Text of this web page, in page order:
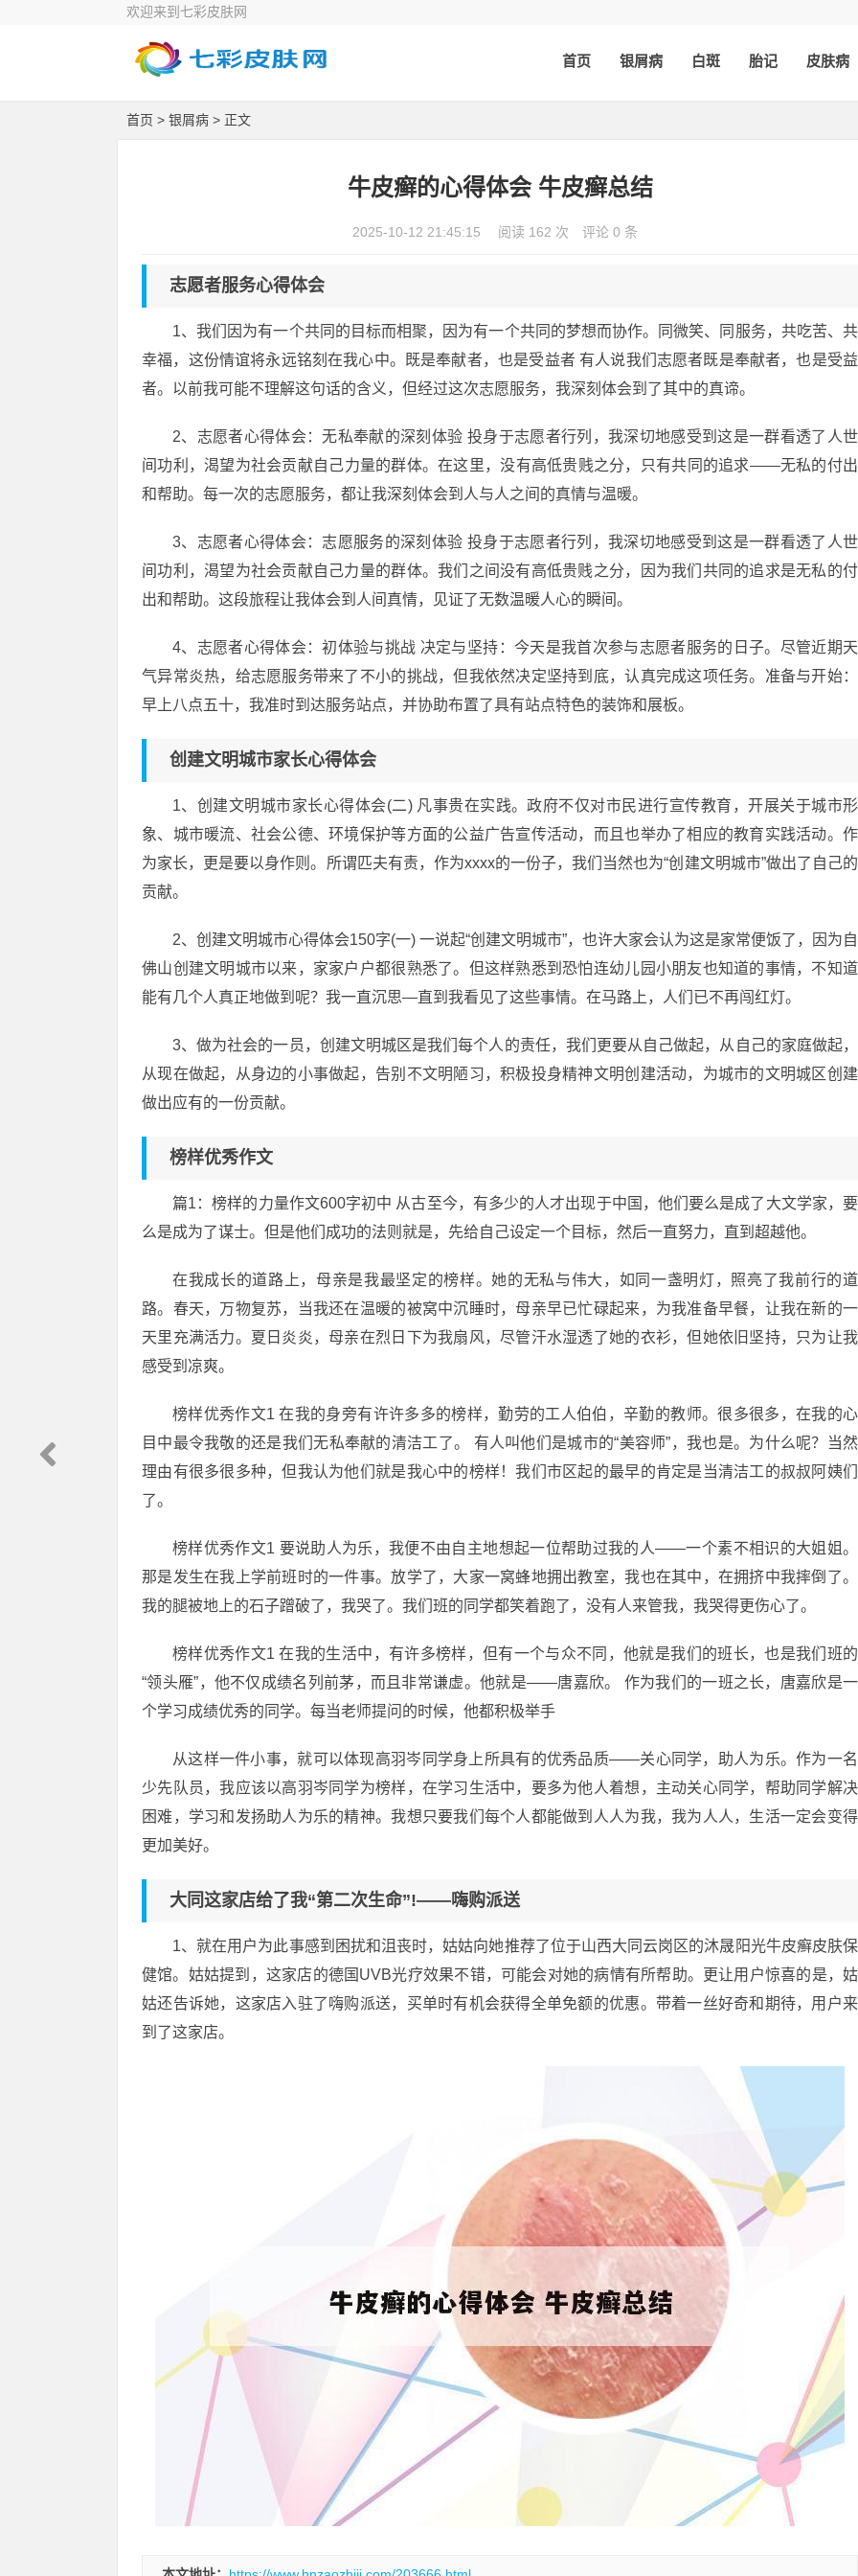
欢迎来到七彩皮肤网
首页 银屑病 白斑 胎记 皮肤病
首页 > 银屑病 > 正文
牛皮癣的心得体会 牛皮癣总结
2025-10-12 21:45:15 阅读 162 次 评论 0 条
志愿者服务心得体会
1、我们因为有一个共同的目标而相聚，因为有一个共同的梦想而协作。同微笑、同服务，共吃苦、共
幸福，这份情谊将永远铭刻在我心中。既是奉献者，也是受益者 有人说我们志愿者既是奉献者，也是受益
者。以前我可能不理解这句话的含义，但经过这次志愿服务，我深刻体会到了其中的真谛。
2、志愿者心得体会：无私奉献的深刻体验 投身于志愿者行列，我深切地感受到这是一群看透了人世
间功利，渴望为社会贡献自己力量的群体。在这里，没有高低贵贱之分，只有共同的追求——无私的付出
和帮助。每一次的志愿服务，都让我深刻体会到人与人之间的真情与温暖。
3、志愿者心得体会：志愿服务的深刻体验 投身于志愿者行列，我深切地感受到这是一群看透了人世
间功利，渴望为社会贡献自己力量的群体。我们之间没有高低贵贱之分，因为我们共同的追求是无私的付
出和帮助。这段旅程让我体会到人间真情，见证了无数温暖人心的瞬间。
4、志愿者心得体会：初体验与挑战 决定与坚持：今天是我首次参与志愿者服务的日子。尽管近期天
气异常炎热，给志愿服务带来了不小的挑战，但我依然决定坚持到底，认真完成这项任务。准备与开始：
早上八点五十，我准时到达服务站点，并协助布置了具有站点特色的装饰和展板。
创建文明城市家长心得体会
1、创建文明城市家长心得体会(二) 凡事贵在实践。政府不仅对市民进行宣传教育，开展关于城市形
象、城市暖流、社会公德、环境保护等方面的公益广告宣传活动，而且也举办了相应的教育实践活动。作
为家长，更是要以身作则。所谓匹夫有责，作为xxxx的一份子，我们当然也为“创建文明城市”做出了自己的
贡献。
2、创建文明城市心得体会150字(一) 一说起“创建文明城市”，也许大家会认为这是家常便饭了，因为自
佛山创建文明城市以来，家家户户都很熟悉了。但这样熟悉到恐怕连幼儿园小朋友也知道的事情，不知道
能有几个人真正地做到呢？我一直沉思—直到我看见了这些事情。在马路上，人们已不再闯红灯。
3、做为社会的一员，创建文明城区是我们每个人的责任，我们更要从自己做起，从自己的家庭做起，
从现在做起，从身边的小事做起，告别不文明陋习，积极投身精神文明创建活动，为城市的文明城区创建
做出应有的一份贡献。
榜样优秀作文
篇1：榜样的力量作文600字初中 从古至今，有多少的人才出现于中国，他们要么是成了大文学家，要
么是成为了谋士。但是他们成功的法则就是，先给自己设定一个目标，然后一直努力，直到超越他。
在我成长的道路上，母亲是我最坚定的榜样。她的无私与伟大，如同一盏明灯，照亮了我前行的道
路。春天，万物复苏，当我还在温暖的被窝中沉睡时，母亲早已忙碌起来，为我准备早餐，让我在新的一
天里充满活力。夏日炎炎，母亲在烈日下为我扇风，尽管汗水湿透了她的衣衫，但她依旧坚持，只为让我
感受到凉爽。
榜样优秀作文1 在我的身旁有许许多多的榜样，勤劳的工人伯伯，辛勤的教师。很多很多，在我的心
目中最令我敬的还是我们无私奉献的清洁工了。 有人叫他们是城市的“美容师”，我也是。为什么呢？当然
理由有很多很多种，但我认为他们就是我心中的榜样！我们市区起的最早的肯定是当清洁工的叔叔阿姨们
了。
榜样优秀作文1 要说助人为乐，我便不由自主地想起一位帮助过我的人——一个素不相识的大姐姐。
那是发生在我上学前班时的一件事。放学了，大家一窝蜂地拥出教室，我也在其中，在拥挤中我摔倒了。
我的腿被地上的石子蹭破了，我哭了。我们班的同学都笑着跑了，没有人来管我，我哭得更伤心了。
榜样优秀作文1 在我的生活中，有许多榜样，但有一个与众不同，他就是我们的班长，也是我们班的
“领头雁”，他不仅成绩名列前茅，而且非常谦虚。他就是——唐嘉欣。 作为我们的一班之长，唐嘉欣是一
个学习成绩优秀的同学。每当老师提问的时候，他都积极举手
从这样一件小事，就可以体现高羽岑同学身上所具有的优秀品质——关心同学，助人为乐。作为一名
少先队员，我应该以高羽岑同学为榜样，在学习生活中，要多为他人着想，主动关心同学，帮助同学解决
困难，学习和发扬助人为乐的精神。我想只要我们每个人都能做到人人为我，我为人人，生活一定会变得
更加美好。
大同这家店给了我“第二次生命”!——嗨购派送
1、就在用户为此事感到困扰和沮丧时，姑姑向她推荐了位于山西大同云岗区的沐晟阳光牛皮癣皮肤保
健馆。姑姑提到，这家店的德国UVB光疗效果不错，可能会对她的病情有所帮助。更让用户惊喜的是，姑
姑还告诉她，这家店入驻了嗨购派送，买单时有机会获得全单免额的优惠。带着一丝好奇和期待，用户来
到了这家店。